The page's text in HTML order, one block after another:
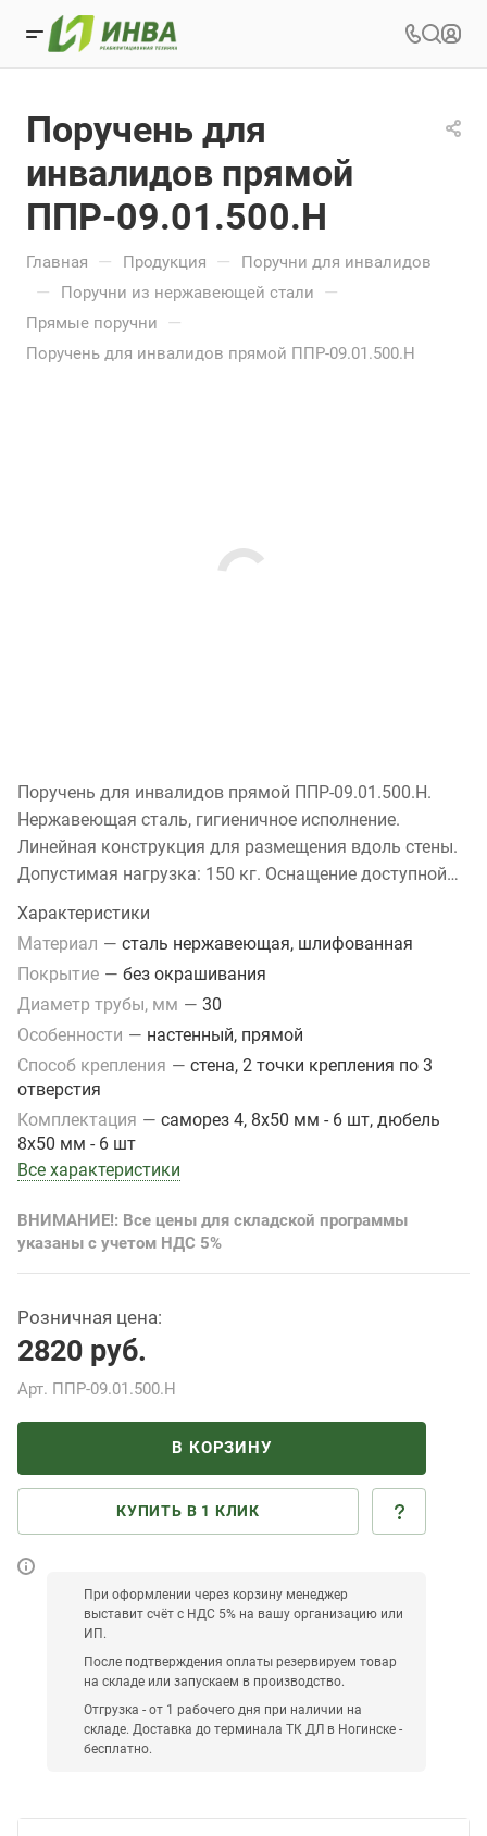
Поручень для
инвалидов прямой
ППР-09.01.500.Н
Главная — Продукция — Поручни для инвалидов
— Поручни из нержавеющей стали —
Прямые поручни —
Поручень для инвалидов прямой ППР-09.01.500.Н
Поручень для инвалидов прямой ППР-09.01.500.Н.
Нержавеющая сталь, гигиеничное исполнение.
Линейная конструкция для размещения вдоль стены.
Допустимая нагрузка: 150 кг. Оснащение доступной
Характеристики
Материал — сталь нержавеющая, шлифованная
Покрытие — без окрашивания
Диаметр трубы, мм — 30
Особенности — настенный, прямой
Способ крепления — стена, 2 точки крепления по 3
отверстия
Комплектация — саморез 4, 8х50 мм - 6 шт, дюбель
8х50 мм - 6 шт
Все характеристики
ВНИМАНИЕ!: Все цены для складской программы
указаны с учетом НДС 5%
Розничная цена:
2820 руб.
Арт. ППР-09.01.500.Н
В КОРЗИНУ
КУПИТЬ В 1 КЛИК
При оформлении через корзину менеджер
выставит счёт с НДС 5% на вашу организацию или
ИП.
После подтверждения оплаты резервируем товар
на складе или запускаем в производство.
Отгрузка - от 1 рабочего дня при наличии на
складе. Доставка до терминала ТК ДЛ в Ногинске -
бесплатно.